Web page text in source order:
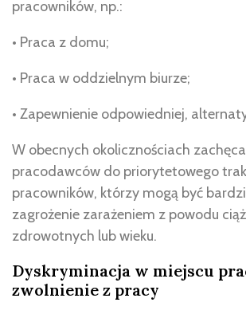
pracowników, np.:
• Praca z domu;
• Praca w oddzielnym biurze;
• Zapewnienie odpowiedniej,
W obecnych okolicznościach
pracodawców do priorytetowego
pracowników, którzy mogą być
zagrożenie zarażeniem z powodu
zdrowotnych lub wieku.
Dyskryminacja w miejscu
zwolnienie z pracy